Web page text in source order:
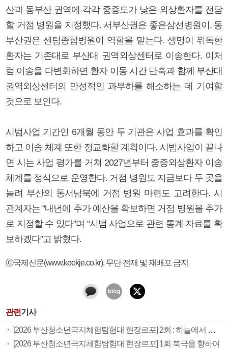
산과 동부산 권역에 각각 중증도가 낮은 외상환자를 전담
할 거점 병원을 지정했다. 서부산권은 좋은삼선병원이, 동
부산권은 센텀종합병원이 역할을 맡는다. 생명이 위독한
환자는 기존대로 부산대 권역외상센터로 이송한다. 이처
럼 이송을 다변화하면 환자 이동 시간 단축과 함께 부산대
권역외상센터의 만성적인 과부하를 해소하는 데 기여할
것으로 보인다.
시범사업 기간인 6개월 동안 두 기관은 사업 효과를 확인
하고 이송 체계 또한 정교화할 계획이다. 시범사업이 끝나
면 시는 사업 평가를 거쳐 2027년부터 중증외상환자 이송
체계를 정식으로 운영한다. 거점 병원도 지금보다 두 곳을
늘려 부산의 동서남북에 거점 병원 마련도 고려한다. 시
관계자는 “내년에 추가 예산을 확보하면 거점 병원을 추가
로 지정할 수 있다”며 “시범 사업으로 관련 통계 자료를 확
보하겠다”고 밝혔다.
ⓒ국제신문(www.kookje.co.kr), 무단 전재 및 재배포 금지
관련기사
[2026 부산청소년극지체험탐험대 현장르포] 2회 : 하늘에서 만난 얼음의 나라
[2026 부산청소년극지체험탐험대 현장르포] 1회 북극을 향하여